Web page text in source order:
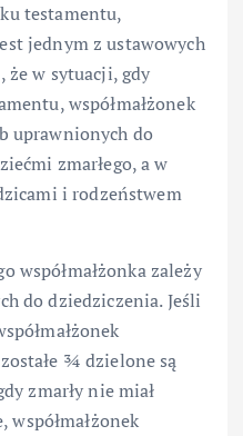
testamentu,
jednym z ustawowych
że w sytuacji, gdy
współmałżonek
uprawnionych do
zmarłego, a w
i rodzeństwem
współmałżonka zależy
do dziedziczenia. Jeśli
¾ dzielone są
zmarły nie miał